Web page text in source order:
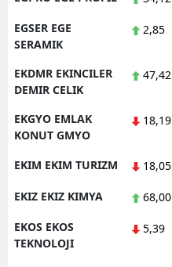
EGSER EGE
SERAMIK
2,85
EKDMR EKINCILER
DEMIR CELIK
47,42
EKGYO EMLAK
KONUT GMYO
18,19
EKIM EKIM TURIZM 18,05
EKIZ EKIZ KIMYA 68,00
EKOS EKOS
TEKNOLOJI
5,39